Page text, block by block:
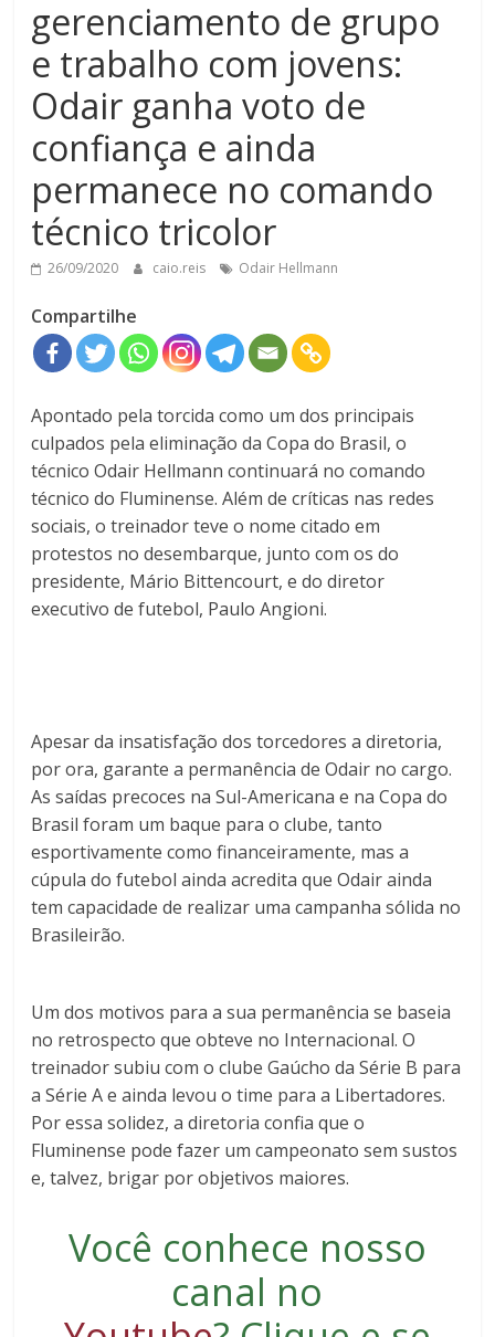
gerenciamento de grupo
e trabalho com jovens:
Odair ganha voto de
confiança e ainda
permanece no comando
técnico tricolor
26/09/2020 caio.reis Odair Hellmann
Compartilhe
Apontado pela torcida como um dos principais
culpados pela eliminação da Copa do Brasil, o
técnico Odair Hellmann continuará no comando
técnico do Fluminense. Além de críticas nas redes
sociais, o treinador teve o nome citado em
protestos no desembarque, junto com os do
presidente, Mário Bittencourt, e do diretor
executivo de futebol, Paulo Angioni.
Apesar da insatisfação dos torcedores a diretoria,
por ora, garante a permanência de Odair no cargo.
As saídas precoces na Sul-Americana e na Copa do
Brasil foram um baque para o clube, tanto
esportivamente como financeiramente, mas a
cúpula do futebol ainda acredita que Odair ainda
tem capacidade de realizar uma campanha sólida no
Brasileirão.
Um dos motivos para a sua permanência se baseia
no retrospecto que obteve no Internacional. O
treinador subiu com o clube Gaúcho da Série B para
a Série A e ainda levou o time para a Libertadores.
Por essa solidez, a diretoria confia que o
Fluminense pode fazer um campeonato sem sustos
e, talvez, brigar por objetivos maiores.
Você conhece nosso
canal no